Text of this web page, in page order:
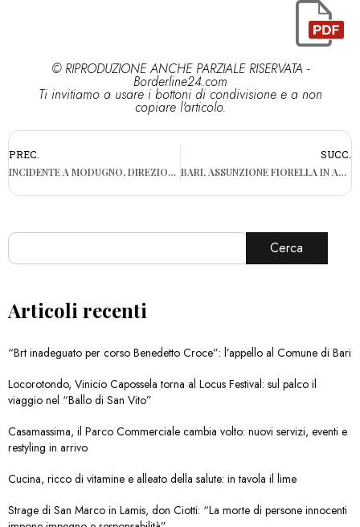
© RIPRODUZIONE ANCHE PARZIALE RISERVATA -
Borderline24.com
Ti invitiamo a usare i bottoni di condivisione e a non
copiare l'articolo.
PREC.
INCIDENTE A MODUGNO, DIREZIONE BARI: LUNGHE CODE E DISAGI
SUCC.
BARI, ASSUNZIONE FIORELLA IN ADP: LA PROCURA APRE UN’INCHIESTA
Cerca
Articoli recenti
“Brt inadeguato per corso Benedetto Croce”: l’appello al Comune di Bari
Locorotondo, Vinicio Capossela torna al Locus Festival: sul palco il
viaggio nel “Ballo di San Vito”
Casamassima, il Parco Commerciale cambia volto: nuovi servizi, eventi e
restyling in arrivo
Cucina, ricco di vitamine e alleato della salute: in tavola il lime
Strage di San Marco in Lamis, don Ciotti: “La morte di persone innocenti